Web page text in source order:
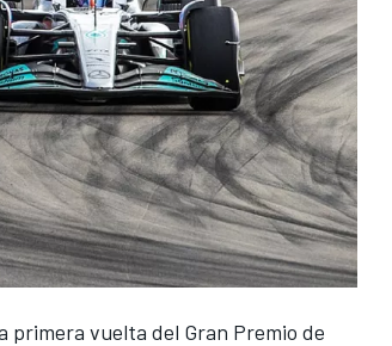
primera vuelta del Gran Premio de